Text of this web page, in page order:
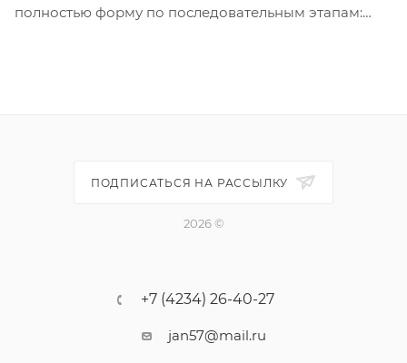
полностью форму по последовательным этапам:
ПОДПИСАТЬСЯ НА РАССЫЛКУ
2026 ©
+7 (4234) 26-40-27
jan57@mail.ru